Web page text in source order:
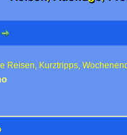
Reisen, Kurztripps,